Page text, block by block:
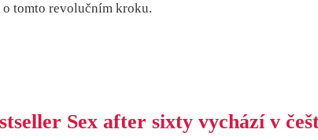
o tomto revolučním kroku.
Sex after sixty vychází v